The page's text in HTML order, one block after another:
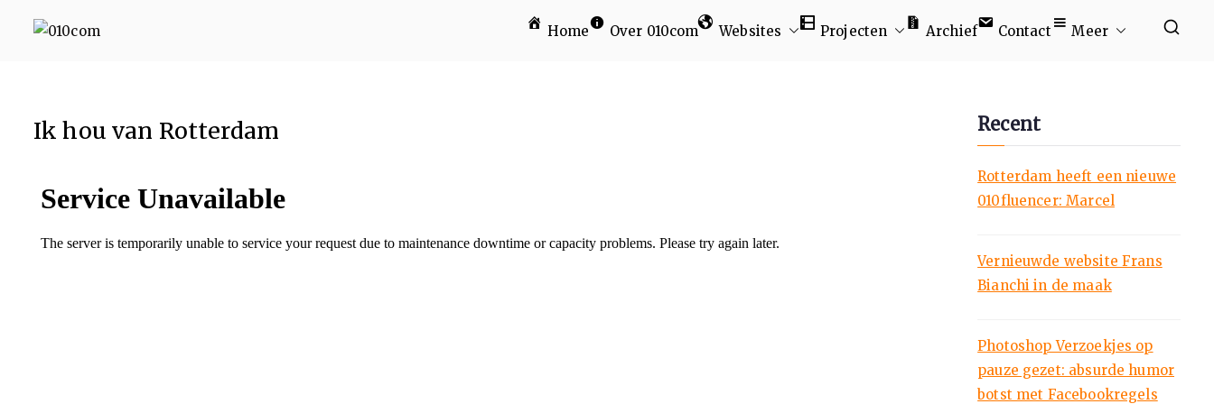
Home Over 010com Websites Projecten Archief Contact Meer
Ik hou van Rotterdam Recent
Rotterdam heeft een nieuwe
010fluencer: Marcel
Vernieuwde website Frans
Bianchi in de maak
Photoshop Verzoekjes op
pauze gezet: absurde humor
botst met Facebookregels